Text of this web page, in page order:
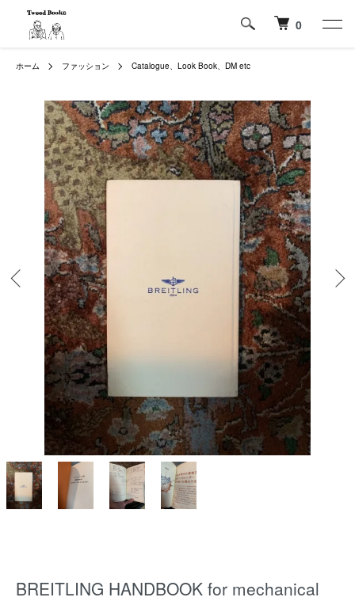
0
ホーム ファッション Catalogue、Look Book、DM etc
BREITLING HANDBOOK for mechanical